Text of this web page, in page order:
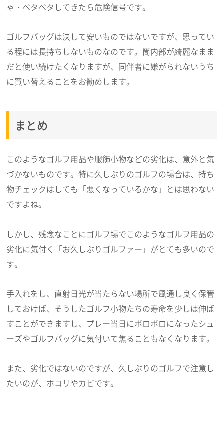
ゃ・ベタベタしてきたら危険信号です。
ゴルフバッグは決して安いものではないですが、思ってい
る程には長持ちしないものなのです。筒内部が綺麗なまま
だと使い続けたくなりますが、同伴者に嫌がられないうち
に買い替えることをお勧めします。
まとめ
このようなゴルフ用品や服飾小物などの劣化は、意外と気
づかないものです。特に久しぶりのゴルフの場合は、持ち
物チェックはしても「悪くなっているかな」とは思わない
ですよね。
しかし、残念なことにゴルフ場でこのようなゴルフ用品の
劣化に気付く「お久しぶりゴルファー」がとても多いので
す。
手入れをし、直射日光が当たらない場所で風通し良く保管
しておけば、そうしたゴルフ小物たちの寿命を少しは伸ば
すことができますし、プレー当日にボロボロになったシュ
ーズやゴルフバッグに気付いて焦ることもなくなります。
また、劣化ではないのですが、久しぶりのゴルフで注意し
たいのが、ホコリやカビです。